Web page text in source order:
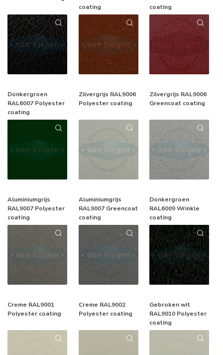
coating
coating
Donkergroen
RAL6007 Polyester
coating
Zilvergrijs RAL9006
Polyester coating
Zilvergrijs RAL9006
Greencoat coating
Aluminiumgrijs
RAL9007 Polyester
coating
Aluminiumgrijs
RAL9007 Greencoat
coating
Donkergroen
RAL6009 Wrinkle
coating
Creme RAL9001
Polyester coating
Creme RAL9002
Polyester coating
Gebroken wit
RAL9010 Polyester
coating